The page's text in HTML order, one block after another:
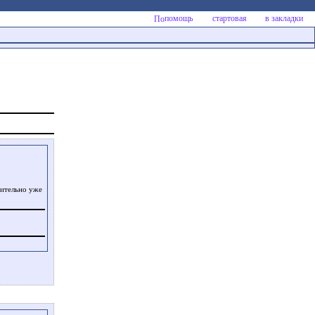
помощь стартовая
в закладки
уже